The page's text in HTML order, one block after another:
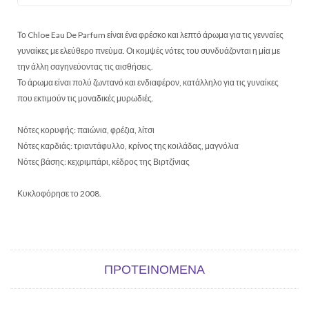
Το Chloe Eau De Parfum είναι ένα φρέσκο και λεπτό άρωμα για τις γενναίες
γυναίκες με ελεύθερο πνεύμα. Οι κομψές νότες του συνδυάζονται η μία με
την άλλη σαγηνεύοντας τις αισθήσεις.
Το άρωμα είναι πολύ ζωντανό και ενδιαφέρον, κατάλληλο για τις γυναίκες
που εκτιμούν τις μοναδικές μυρωδιές.
Νότες κορυφής: παιώνια, φρέζια, λίτσι
Νότες καρδιάς: τριαντάφυλλο, κρίνος της κοιλάδας, μαγνόλια
Νότες βάσης: κεχριμπάρι, κέδρος της Βιρτζίνιας
Κυκλοφόρησε το 2008.
ΠΡΟΤΕΙΝΌΜΕΝΑ